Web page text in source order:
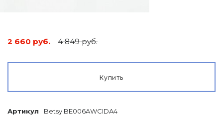
2 660 руб. 4 849 руб.
Купить
Артикул
Betsy BE006AWCIDA4